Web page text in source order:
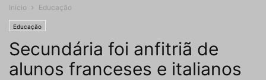
Início Educação
Educação
Secundária foi anfitriã de
alunos franceses e italianos